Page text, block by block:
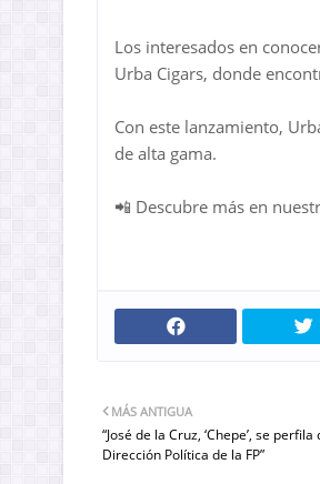
Los interesados en
Urba Cigars, donde
Con este lanzamiento,
de alta gama.
📲 Descubre más en
MÁS ANTIGUA
“José de la Cruz, ‘Chepe’, se
Dirección Política de la FP”